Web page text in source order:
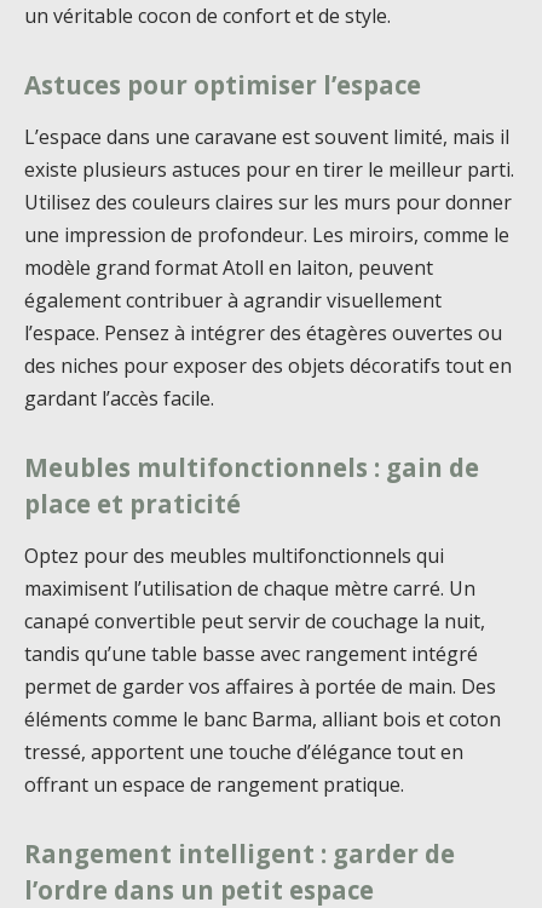
un véritable cocon de confort et de style.
Astuces pour optimiser l’espace
L’espace dans une caravane est souvent limité, mais il
existe plusieurs astuces pour en tirer le meilleur parti.
Utilisez des couleurs claires sur les murs pour donner
une impression de profondeur. Les miroirs, comme le
modèle grand format Atoll en laiton, peuvent
également contribuer à agrandir visuellement
l’espace. Pensez à intégrer des étagères ouvertes ou
des niches pour exposer des objets décoratifs tout en
gardant l’accès facile.
Meubles multifonctionnels : gain de
place et praticité
Optez pour des meubles multifonctionnels qui
maximisent l’utilisation de chaque mètre carré. Un
canapé convertible peut servir de couchage la nuit,
tandis qu’une table basse avec rangement intégré
permet de garder vos affaires à portée de main. Des
éléments comme le banc Barma, alliant bois et coton
tressé, apportent une touche d’élégance tout en
offrant un espace de rangement pratique.
Rangement intelligent : garder de
l’ordre dans un petit espace